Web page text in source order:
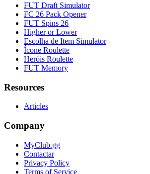
FUT Draft Simulator
FC 26 Pack Opener
FUT Spins 26
Higher or Lower
Escolha de Item Simulator
Ícone Roulette
Heróis Roulette
FUT Memory
Resources
Articles
Company
MyClub.gg
Contactar
Privacy Policy
Terms of Service